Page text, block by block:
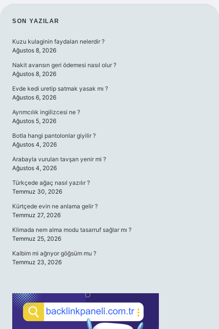
SIDEBAR
SON YAZILAR
Kuzu kulaginin faydaları nelerdir ?
Ağustos 8, 2026
Nakit avansın geri ödemesi nasıl olur ?
Ağustos 8, 2026
Evde kedi uretip satmak yasak mı ?
Ağustos 6, 2026
Ayrımcılık ingilizcesi ne ?
Ağustos 5, 2026
Botla hangi pantolonlar giyilir ?
Ağustos 4, 2026
Arabayla vurulan tavşan yenir mi ?
Ağustos 4, 2026
Türkçede ağaç nasıl yazılır ?
Temmuz 30, 2026
Kürtçede evin ne anlama gelir ?
Temmuz 27, 2026
Klimada nem alma modu tasarruf sağlar mı ?
Temmuz 25, 2026
Kalbim mi ağrıyor göğsüm mu ?
Temmuz 23, 2026